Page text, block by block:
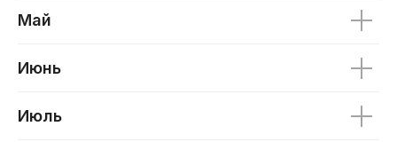
Май
Июнь
Июль